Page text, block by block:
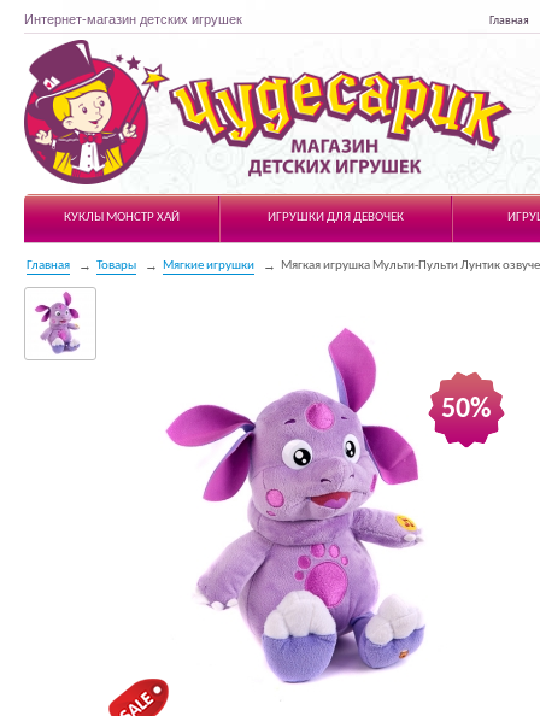
Интернет-магазин детских игрушек Главная
Чудесарик
КУКЛЫ МОНСТР ХАЙ
ИГРУШКИ ДЛЯ ДЕВОЧЕК
Главная Товары Мягкие игрушки Мягкая игрушка Мульти-Пульти Лунтик
50%